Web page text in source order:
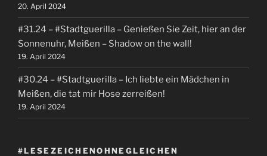
20. April 2024
#31.24 – #Stadtguerilla – Genießen Sie Zeit, hier an der
Sonnenuhr, Meißen – Shadow on the wall!
19. April 2024
#30.24 – #Stadtguerilla – Ich liebte ein Mädchen in
Meißen, die tat mir Hose zerreißen!
19. April 2024
#LESEZEICHENOHNEGLEICHEN